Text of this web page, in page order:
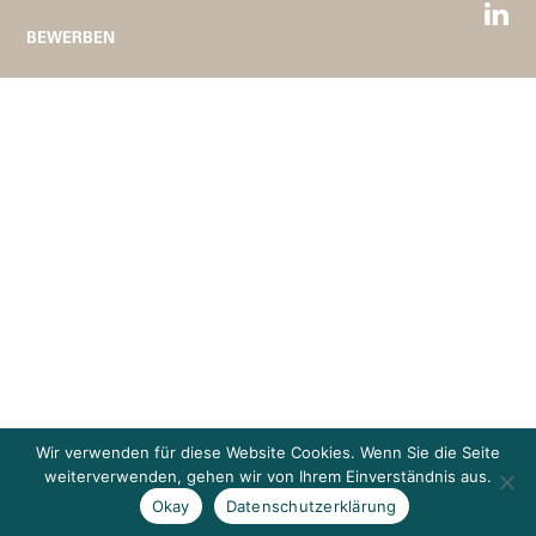
BEWERBEN
Wir verwenden für diese Website Cookies. Wenn Sie die Seite
weiterverwenden, gehen wir von Ihrem Einverständnis aus.
Okay
Datenschutzerklärung